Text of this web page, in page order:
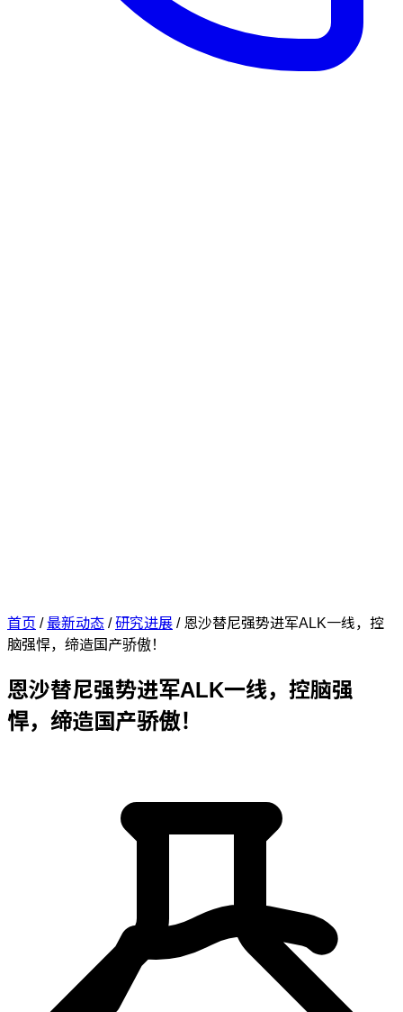
首页 /最新动态/研究进展/ 恩沙替尼强势进军ALK一线，控
脑强悍，缔造国产骄傲！
恩沙替尼强势进军ALK一线，控脑强
悍，缔造国产骄傲！